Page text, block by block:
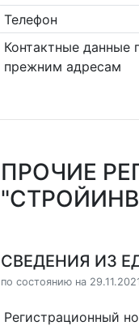
Телефон
Контактные данные
прежним адресам
ПРОЧИЕ
СВЕДЕНИЯ ИЗ
по состоянию на
Регистрационный